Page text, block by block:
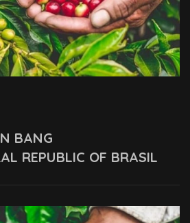
BANG
REPUBLIC OF BRASIL